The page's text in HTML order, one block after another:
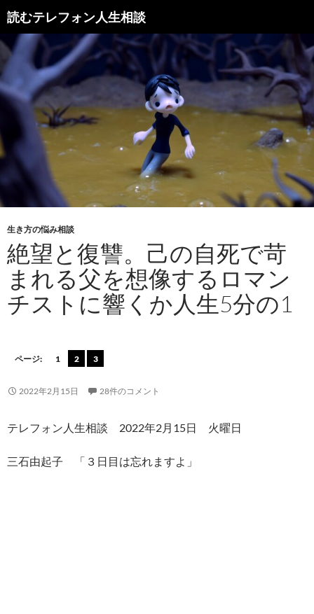
読むテレフォン人生相談
生き方の悩み相談
絶望と復讐。己の自死で苛
まれる父を想像するロマン
チストに響くか人生5分の1
ページ: 1 2 3
2022年2月15日 28件のコメント
テレフォン人生相談 2022年2月15日 火曜日
三石由起子 「３日目は忘れますよ」